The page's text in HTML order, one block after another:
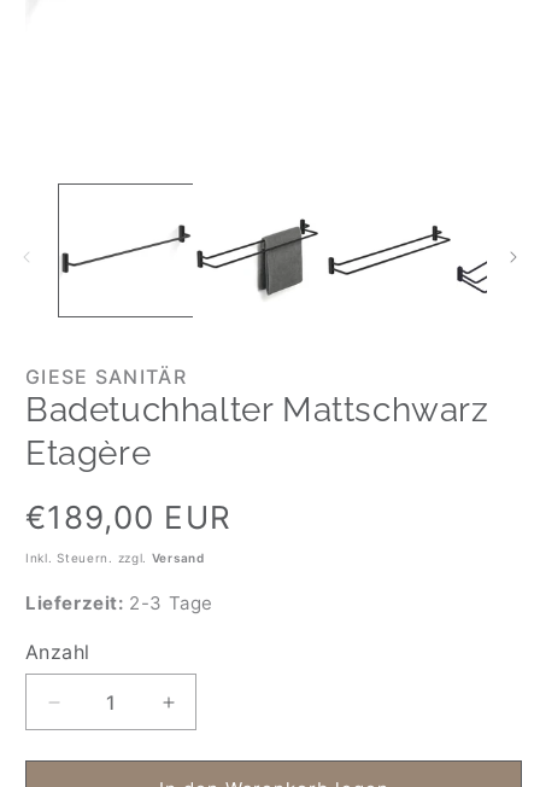
GIESE SANITÄR
Badetuchhalter Mattschwarz
Etagère
Normaler
Preis
€189,00 EUR
Inkl. Steuern. zzgl. Versand
Lieferzeit: 2-3 Tage
Anzahl
Anzahl
Verringere
die
Menge
Erhöhe
die
Menge